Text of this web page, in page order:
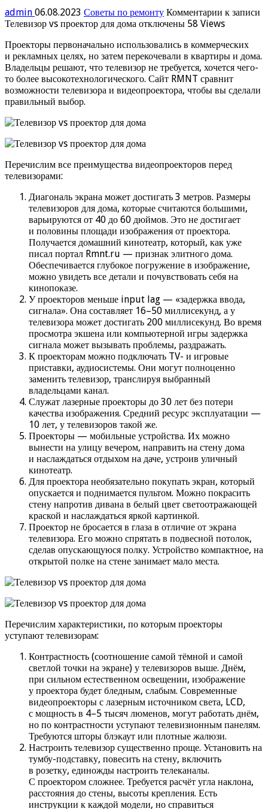
admin 06.08.2023 Советы по ремонту Комментарии к записи
Телевизор vs проектор для дома отключены 58 Views
Проекторы первоначально использовались в коммерческих
и рекламных целях, но затем перекочевали в квартиры и дома.
Владельцы решают, что телевизор не требуется, хочется чего-
то более высокотехнологического. Сайт RMNT сравнит
возможности телевизора и видеопроектора, чтобы вы сделали
правильный выбор.
Перечислим все преимущества видеопроекторов перед
телевизорами:
Диагональ экрана может достигать 3 метров. Размеры
телевизоров для дома, которые считаются большими,
варьируются от 40 до 60 дюймов. Это не достигает
и половины площади изображения от проектора.
Получается домашний кинотеатр, который, как уже
писал портал Rmnt.ru — признак элитного дома.
Обеспечивается глубокое погружение в изображение,
можно увидеть все детали и почувствовать себя на
кинопоказе.
У проекторов меньше input lag — «задержка ввода,
сигнала». Она составляет 16–50 миллисекунд, а у
телевизора может достигать 200 миллисекунд. Во время
просмотра экшена или компьютерной игры задержка
сигнала может вызывать проблемы, раздражать.
К проекторам можно подключать TV- и игровые
приставки, аудиосистемы. Они могут полноценно
заменить телевизор, транслируя выбранный
владельцами канал.
Служат лазерные проекторы до 30 лет без потери
качества изображения. Средний ресурс эксплуатации —
10 лет, у телевизоров такой же.
Проекторы — мобильные устройства. Их можно
вынести на улицу вечером, направить на стену дома
и наслаждаться отдыхом на даче, устроив уличный
кинотеатр.
Для проектора необязательно покупать экран, который
опускается и поднимается пультом. Можно покрасить
стену напротив дивана в белый цвет светоотражающей
краской и наслаждаться яркой картинкой.
Проектор не бросается в глаза в отличие от экрана
телевизора. Его можно спрятать в подвесной потолок,
сделав опускающуюся полку. Устройство компактное, на
открытой полке на стене занимает мало места.
Перечислим характеристики, по которым проекторы
уступают телевизорам:
Контрастность (соотношение самой тёмной и самой
светлой точки на экране) у телевизоров выше. Днём,
при сильном естественном освещении, изображение
у проектора будет бледным, слабым. Современные
видеопроекторы с лазерным источником света, LCD,
с мощность в 4–5 тысяч люменов, могут работать днём,
но по контрастности уступают телевизионным панелям.
Требуются шторы блэкаут или плотные жалюзи.
Настроить телевизор существенно проще. Установить на
тумбу-подставку, повесить на стену, включить
в розетку, единожды настроить телеканалы.
С проектором сложнее. Требуется расчёт угла наклона,
расстояния до стены, высоты крепления. Есть
инструкции к каждой модели, но справиться